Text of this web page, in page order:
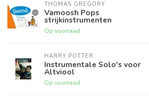
THOMAS GREGORY
Vamoosh Pops
strijkinstrumenten
Op voorraad
HARRY POTTER
Instrumentale Solo's voor
Altviool
Op voorraad